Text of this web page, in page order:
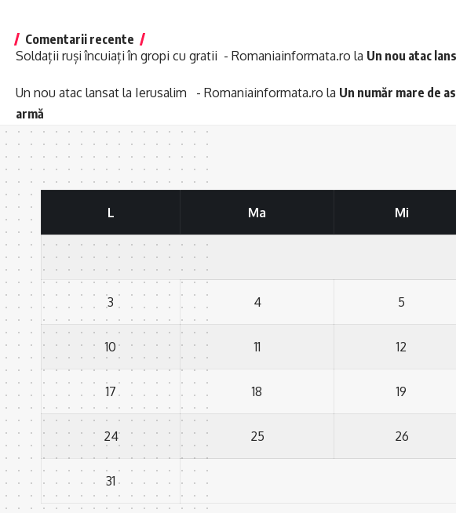
Comentarii recente
Soldații ruși încuiați în gropi cu gratii - Romaniainformata.ro la Un nou atac
Un nou atac lansat la Ierusalim - Romaniainformata.ro la Un număr mare de
armă
L Ma Mi
3 4 5
10 11 12
17 18 19
24 25 26
31